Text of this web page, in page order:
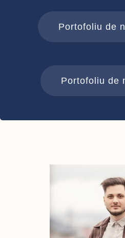
Portofoliu de
Portofoliu de